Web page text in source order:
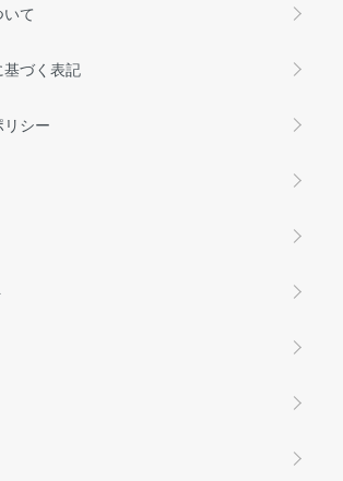
て
づく表記
シー